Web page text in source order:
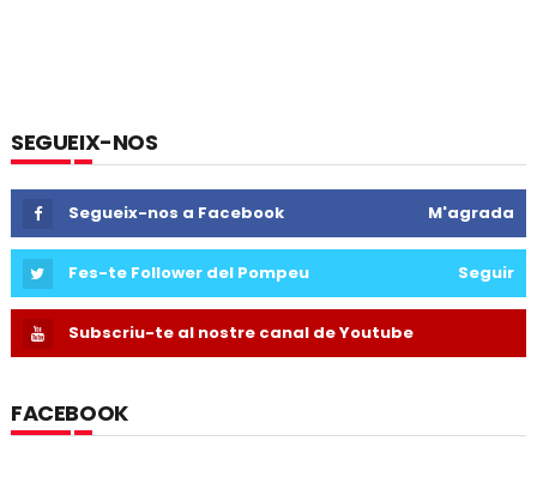
SEGUEIX-NOS
Segueix-nos a Facebook M'agrada
Fes-te Follower del Pompeu Seguir
Subscriu-te al nostre canal de Youtube
FACEBOOK